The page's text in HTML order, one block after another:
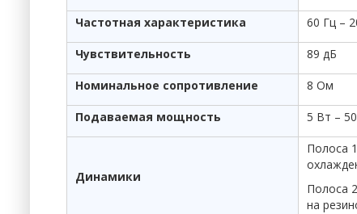
Частотная характеристика 60 Гц –
Чувствительность 89 дБ
Номинальное сопротивление 8 Ом
Подаваемая мощность 5 Вт –
Динамики
Полоса
Полоса
на